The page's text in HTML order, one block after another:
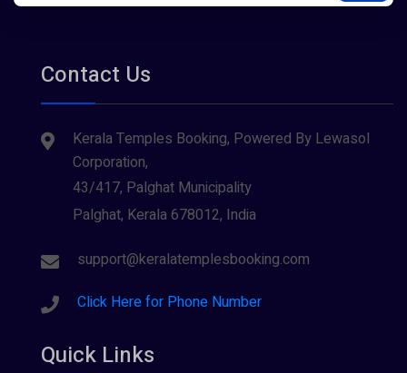
Contact Us
Kerala Temples Booking, Powered By Lewasol
Corporation,
43/417, Palghat Municipality
Palghat, Kerala 678012, India
support@keralatemplesbooking.com
Click Here for Phone Number
Quick Links